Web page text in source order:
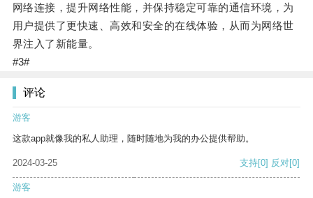
网络连接，提升网络性能，并保持稳定可靠的通信环境，为
用户提供了更快速、高效和安全的在线体验，从而为网络世
界注入了新能量。
#3#
评论
游客
这款app就像我的私人助理，随时随地为我的办公提供帮助。
2024-03-25 支持[0] 反对[0]
游客